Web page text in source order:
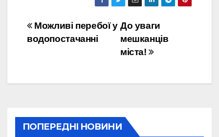
Навігація
записів
До уваги
мешканців
міста!
Можливі перебої у
водопостачанні
ПОПЕРЕДНІ НОВИНИ